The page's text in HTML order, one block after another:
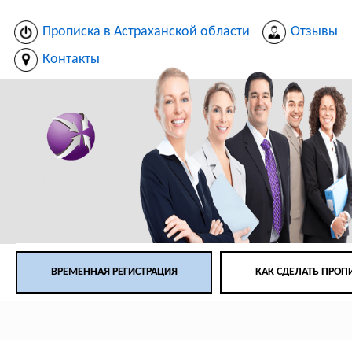
Прописка в Астраханской области
Отзывы
Контакты
ВРЕМЕННАЯ РЕГИСТРАЦИЯ КАК СДЕЛАТЬ